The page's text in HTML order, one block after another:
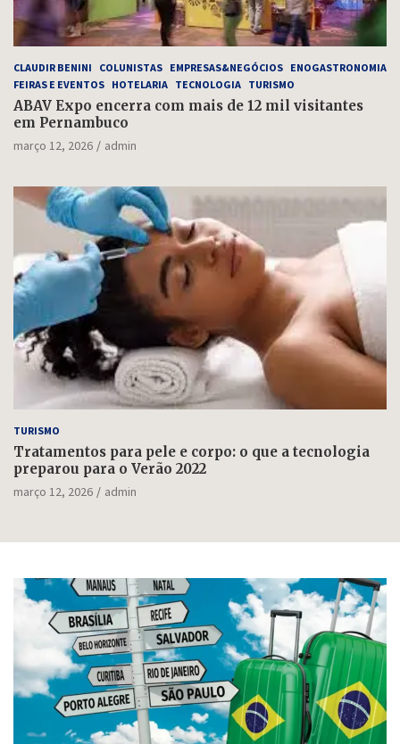
CLAUDIR BENINI COLUNISTAS EMPRESAS&NEGÓCIOS ENOGASTRONOMIA
FEIRAS E EVENTOS HOTELARIA TECNOLOGIA TURISMO
ABAV Expo encerra com mais de 12 mil visitantes
em Pernambuco
março 12, 2026 admin
TURISMO
Tratamentos para pele e corpo: o que a tecnologia
preparou para o Verão 2022
março 12, 2026 admin